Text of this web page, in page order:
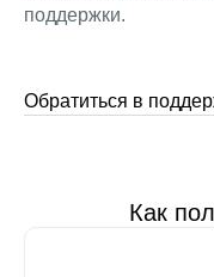
поддержки.
Обратиться в
Как